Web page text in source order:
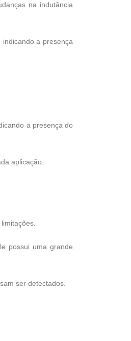
na indutância
a presença
a presença do
aplicação.
possui uma grande
ser detectados.